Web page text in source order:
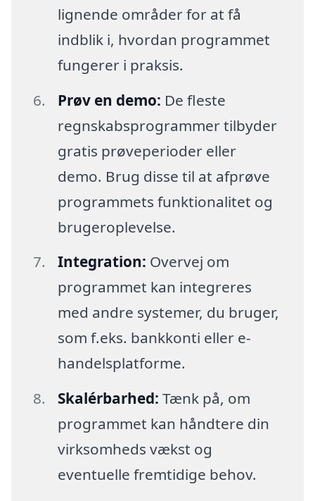
lignende områder for at få
indblik i, hvordan programmet
fungerer i praksis.
Prøv en demo: De fleste
regnskabsprogrammer tilbyder
gratis prøveperioder eller
demo. Brug disse til at afprøve
programmets funktionalitet og
brugeroplevelse.
Integration: Overvej om
programmet kan integreres
med andre systemer, du bruger,
som f.eks. bankkonti eller e-
handelsplatforme.
Skalérbarhed: Tænk på, om
programmet kan håndtere din
virksomheds vækst og
eventuelle fremtidige behov.